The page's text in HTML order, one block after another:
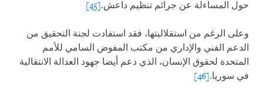
حول المساءلة عن جرائم تنظيم داعش.[45]
وعلى الرغم من استقلاليتها، فقد استفادت لجنة التحقيق من
الدعم الفني والإداري من مكتب المفوض السامي للأمم
المتحدة لحقوق الإنسان، الذي دعم أيضا جهود العدالة الانتقالية
في سوريا.[46]